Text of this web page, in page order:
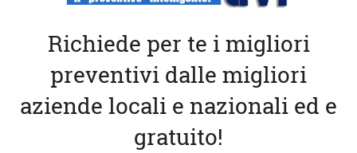
Richiede per te i migliori
preventivi dalle migliori
aziende locali e nazionali ed e
gratuito!